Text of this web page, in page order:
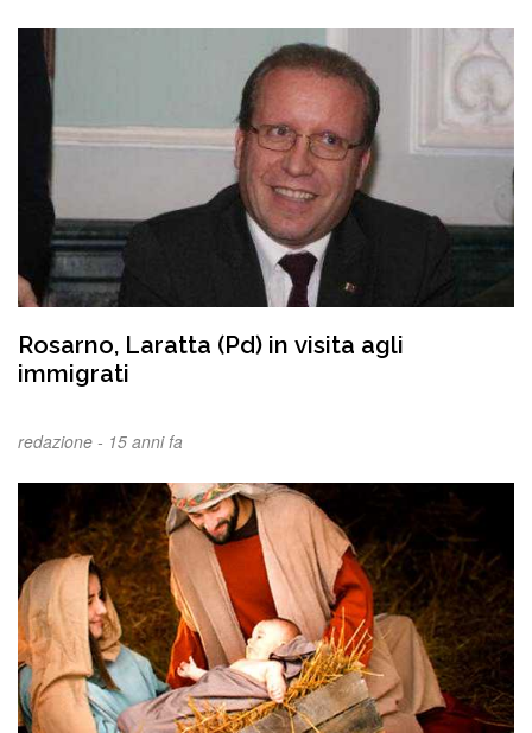
Rosarno, Laratta (Pd) in visita agli
immigrati
redazione - 15 anni fa